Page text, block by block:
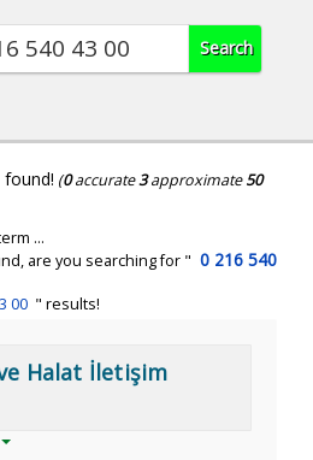
(0accurate3approximate50
...
are you searching for " 0 216 540
00 " results!
Halat İletişim